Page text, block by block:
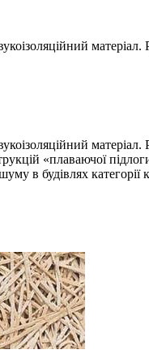
матеріал.
матеріал.
«плаваючої
в будівлях категорії